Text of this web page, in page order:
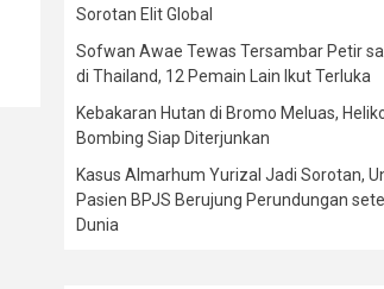
Sorotan Elit Global
Sofwan Awae Tewas Tersambar Petir
di Thailand, 12 Pemain Lain Ikut Terluka
Kebakaran Hutan di Bromo Meluas,
Bombing Siap Diterjunkan
Kasus Almarhum Yurizal Jadi Sorotan,
Pasien BPJS Berujung Perundungan
Dunia